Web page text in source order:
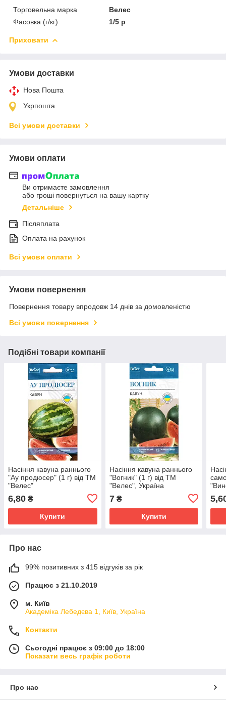
Торговельна марка
Велес
Фасовка (г/кг)
1/5 р
Приховати
Умови доставки
Нова Пошта
Укрпошта
Всі умови доставки
Умови оплати
Ви отримаєте замовлення
або гроші повернуться на вашу картку
Детальніше
Післяплата
Оплата на рахунок
Всі умови оплати
Умови повернення
Повернення товару впродовж 14 днів за домовленістю
Всі умови повернення
Подібні товари компанії
Насіння кавуна раннього
"Ау продюсер" (1 г) від ТМ
"Велес"
6,80 ₴
Купити
Насіння кавуна раннього
"Вогник" (1 г) від ТМ
"Велес", Україна
7₴
Купити
Про нас
99% позитивних з 415 відгуків за рік
Працює з 21.10.2019
м. Київ
Академіка Лебедєва 1, Київ, Україна
Контакти
Сьогодні працює з 09:00 до 18:00
Показати весь графік роботи
Про нас